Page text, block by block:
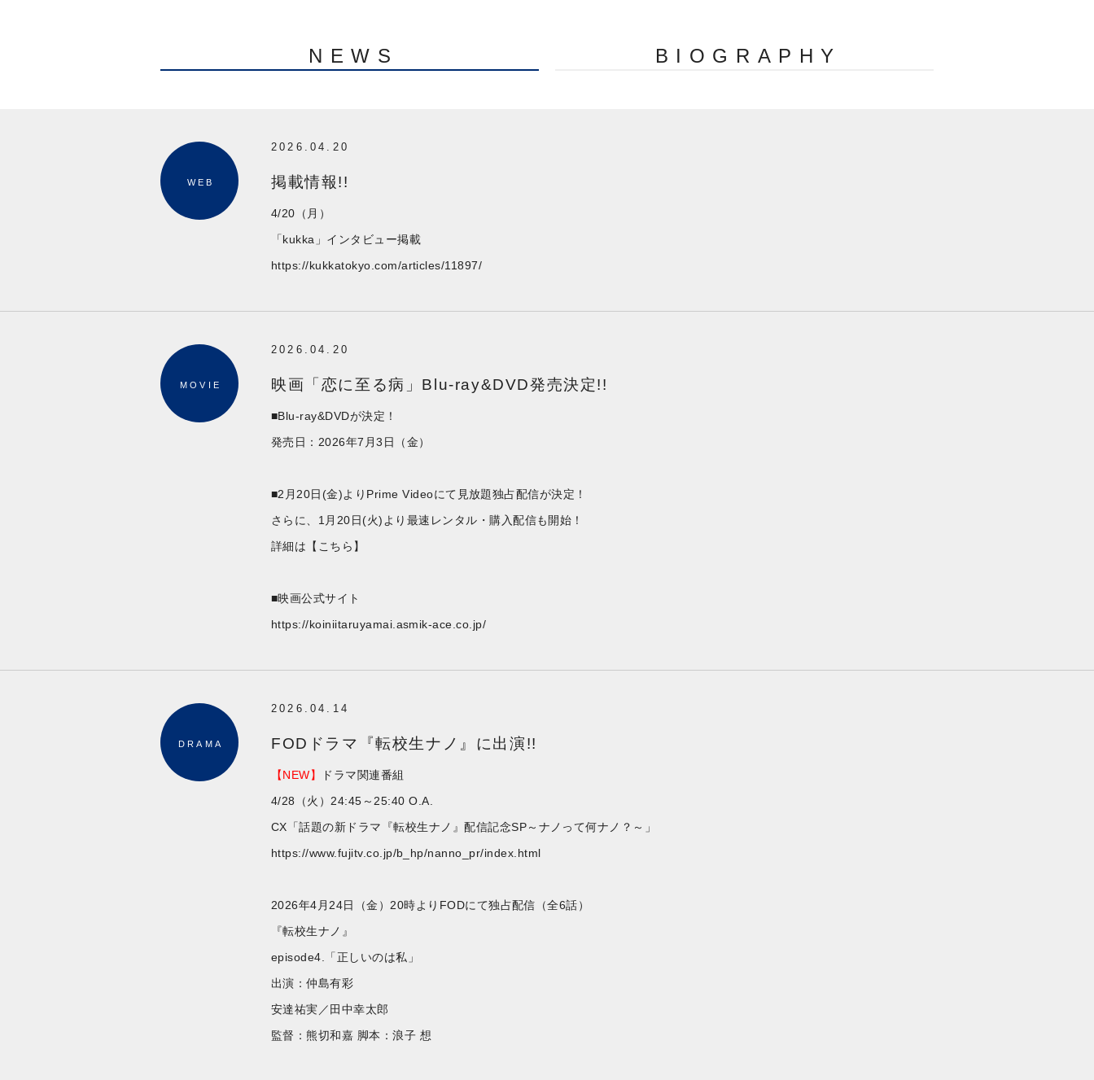
NEWS BIOGRAPHY
WEB
2026.04.20
掲載情報!!
4/20（月）
「kukka」インタビュー掲載
https://kukkatokyo.com/articles/11897/
MOVIE
2026.04.20
映画「恋に至る病」Blu-ray&DVD発売決定!!
■Blu-ray&DVDが決定！
発売日：2026年7月3日（金）
■2月20日(金)よりPrime Videoにて見放題独占配信が決定！
さらに、1月20日(火)より最速レンタル・購入配信も開始！
詳細は 【こちら】
■映画公式サイト
https://koiniitaruyamai.asmik-ace.co.jp/
DRAMA
2026.04.14
FODドラマ『転校生ナノ』に出演!!
【NEW】
ドラマ関連番組
4/28（火）24:45～25:40 O.A.
CX「話題の新ドラマ『転校生ナノ』配信記念SP～ナノって何ナノ？～」
https://www.fujitv.co.jp/b_hp/nanno_pr/index.html
2026年4月24日（金）20時よりFODにて独占配信（全6話）
『転校生ナノ』
episode4.「正しいのは私」
出演：仲島有彩
安達祐実／田中幸太郎
監督：熊切和嘉 脚本：浪子 想